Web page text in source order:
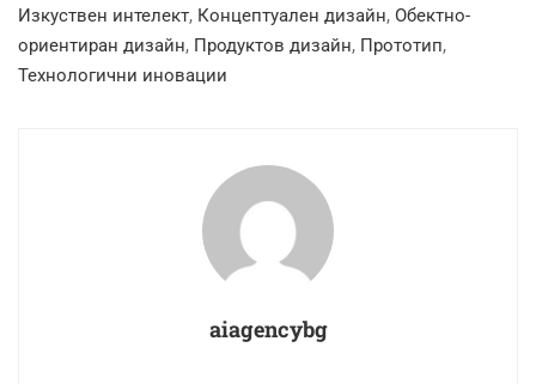
Изкуствен интелект, Концептуален дизайн, Обектно-
ориентиран дизайн, Продуктов дизайн, Прототип,
Технологични иновации
aiagencybg